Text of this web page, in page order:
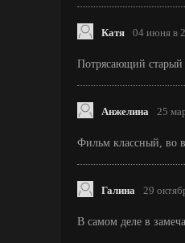
Катя 04 июня в
Потрясающий старый
Анжелина 25
Фильм классный, во
Галина 29
В самом деле в